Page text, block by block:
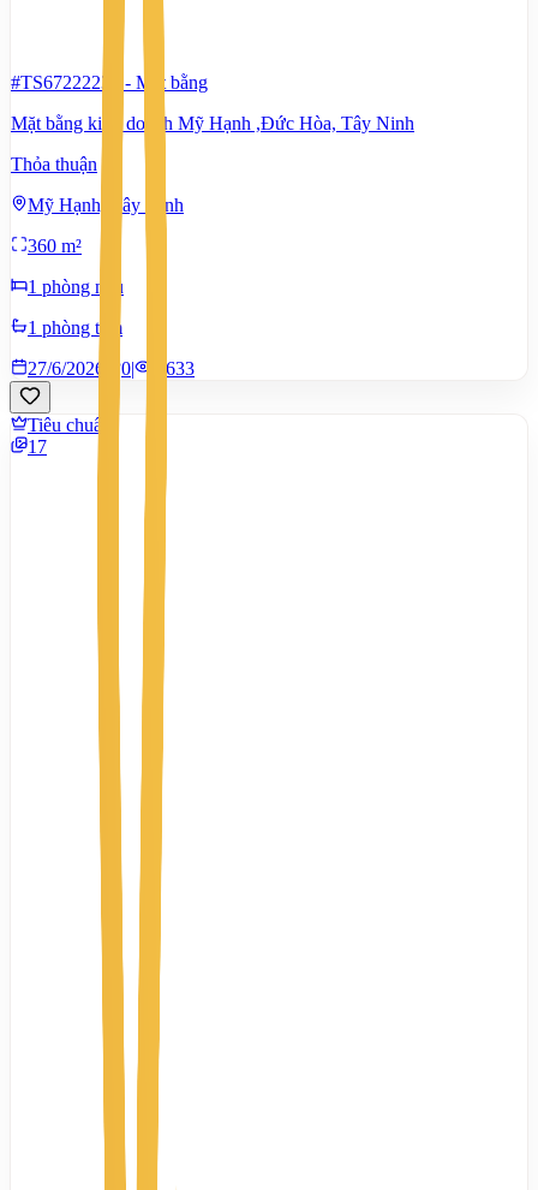
#TS67222230 - Mặt bằng
Mặt bằng kinh doanh Mỹ Hạnh ,Đức Hòa, Tây Ninh
Thỏa thuận
Mỹ Hạnh, Tây Ninh
360 m²
1 phòng ngủ
1 phòng tắm
27/6/2026
0| 1.633
Tiêu chuẩn
17